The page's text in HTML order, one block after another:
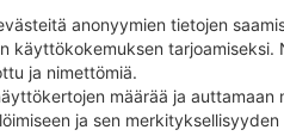
anonyymien tietojen
käyttökokemuksen
ja nimettömiä.
määrää ja auttamaan
ja sen